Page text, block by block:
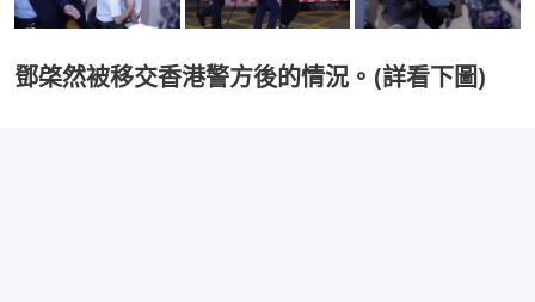
鄧棨然被移交香港警方後的情況。(詳看下圖)